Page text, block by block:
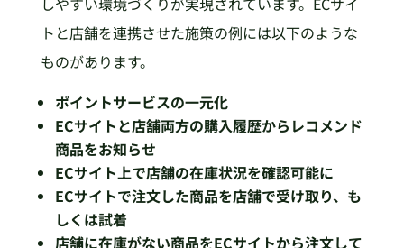
トと店舗を連携させた施策の例には以下のような
ものがあります。
ポイントサービスの一元化
ECサイトと店舗両方の購入履歴からレコメンド
商品をお知らせ
ECサイト上で店舗の在庫状況を確認可能に
ECサイトで注文した商品を店舗で受け取り、も
しくは試着
店舗に在庫がない商品をECサイトから注文して